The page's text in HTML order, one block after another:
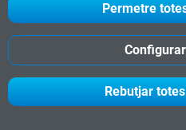
Rebutjar
Permetre
Senyalització,
Ferroviari
Diploma d'expertesa 12 ECTS